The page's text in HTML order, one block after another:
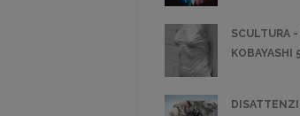
SCULTURA
KOBAYASHI